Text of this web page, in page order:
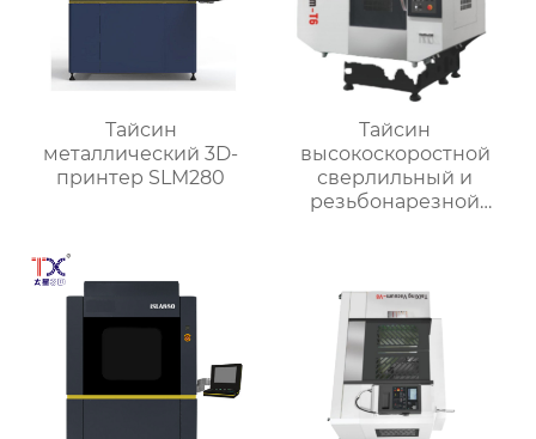
Тайсин
металлический 3D-
принтер SLM280
Тайсин
высокоскоростной
сверлильный и
резьбонарезной